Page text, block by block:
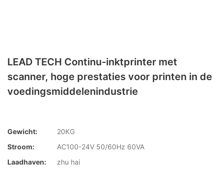
LEAD TECH Continu-inktprinter met
scanner, hoge prestaties voor printen in de
voedingsmiddelenindustrie
Gewicht:
20KG
Stroom:
AC100-24V 50/60Hz 60VA
Laadhaven:
zhu hai